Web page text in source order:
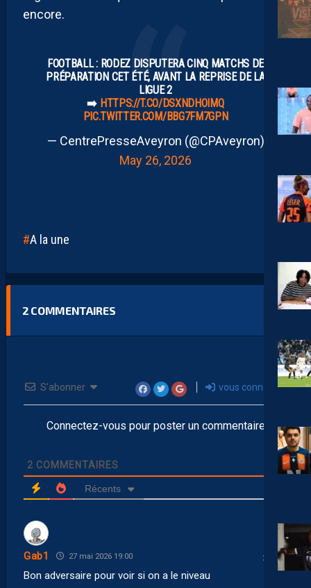
encore.
FOOTBALL : RODEZ DISPUTERA CINQ MATCHS DE
PRÉPARATION CET ÉTÉ, AVANT LA REPRISE DE LA
LIGUE 2
➡️ HTTPS://T.CO/DSXNDHOIMQ
PIC.TWITTER.COM/BBG7FM7GPN
— CentrePresseAveyron (@CPAveyron)
May 26, 2026
A la une
2 COMMENTAIRES
S’abonner vous connecter
Connectez-vous pour poster un commentaire
2 COMMENTAIRES
Récents
Gab1 27 mai 2026 19:00
Bon adversaire pour voir si on a le niveau